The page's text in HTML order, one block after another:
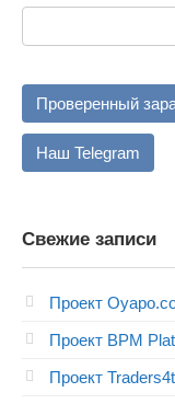
Проверенный
Наш Telegram
Свежие записи
Проект
Проект BPM
Проект